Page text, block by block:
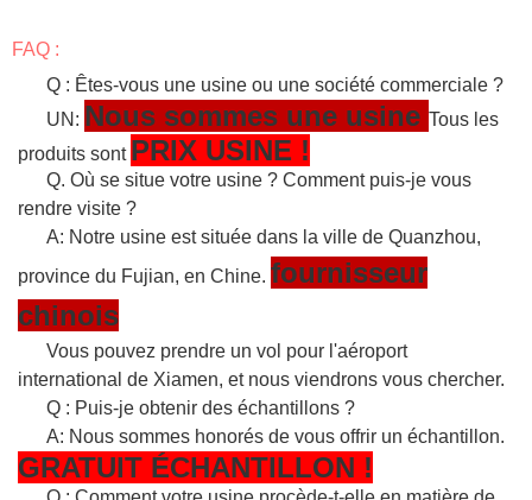
FAQ :
Q : Êtes-vous une usine ou une société commerciale ?
UN: Nous sommes une usine Tous les
produits sont PRIX USINE !
Q. Où se situe votre usine ? Comment puis-je vous
rendre visite ?
A: Notre usine est située dans la ville de Quanzhou,
province du Fujian, en Chine. fournisseur
chinois
Vous pouvez prendre un vol pour l'aéroport
international de Xiamen, et nous viendrons vous chercher.
Q : Puis-je obtenir des échantillons ?
A: Nous sommes honorés de vous offrir un échantillon.
GRATUIT ÉCHANTILLON !